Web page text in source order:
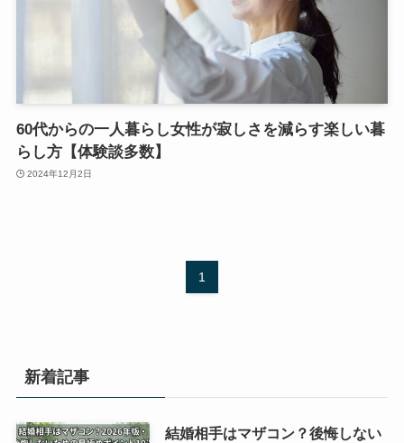
60代からの一人暮らし女性が寂しさを減らす楽しい暮
らし方【体験談多数】
2024年12月2日
1
新着記事
結婚相手はマザコン？後悔しない